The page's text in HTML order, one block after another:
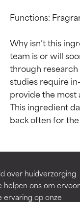
over huidverzorging
helpen ons om ervoor
ervaring op onze
Functions:
Why isn’t this
team is or will
through
studies require
provide the most
This ingredient